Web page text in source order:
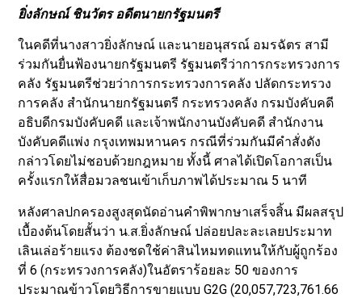
ยิ่งลักษณ์ ชินวัตร อดีตนายกรัฐมนตรี
ในคดีที่นางสาวยิ่งลักษณ์ และนายอนุสรณ์ อมรฉัตร สามี
ร่วมกันยื่นฟ้องนายกรัฐมนตรี รัฐมนตรีว่าการกระทรวงการ
คลัง รัฐมนตรีช่วยว่าการกระทรวงการคลัง ปลัดกระทรวง
การคลัง สำนักนายกรัฐมนตรี กระทรวงคลัง กรมบังคับคดี
อธิบดีกรมบังคับคดี และเจ้าพนักงานบังคับคดี สำนักงาน
บังคับคดีแพ่ง กรุงเทพมหานคร กรณีที่ร่วมกันมีคำสั่งดัง
กล่าวโดยไม่ชอบด้วยกฎหมาย ทั้งนี้ ศาลได้เปิดโอกาสเป็น
ครั้งแรกให้สื่อมวลชนเข้าเก็บภาพได้ประมาณ 5 นาที
หลังศาลปกครองสูงสุดนัดอ่านคำพิพากษาเสร็จสิ้น มีผลสรุป
เบื้องต้นโดยสั้นว่า น.ส.ยิ่งลักษณ์ ปล่อยปละละเลยประมาท
เลินเล่อร้ายแรง ต้องชดใช้ค่าสินไหมทดแทนให้กับผู้ถูกร้อง
ที่ 6 (กระทรวงการคลัง)ในอัตราร้อยละ 50 ของการ
ประมาณข้าวโดยวิธีการขายแบบ G2G (20,057,723,761.66